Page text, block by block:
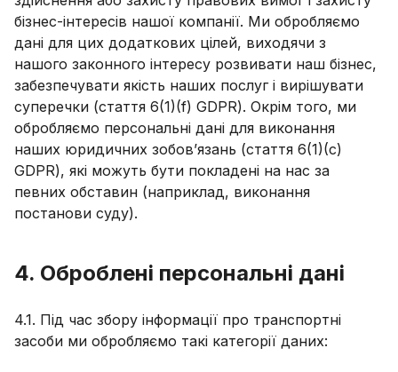
бізнес-інтересів нашої компанії. Ми обробляємо
дані для цих додаткових цілей, виходячи з
нашого законного інтересу розвивати наш бізнес,
забезпечувати якість наших послуг і вирішувати
суперечки (стаття 6(1)(f) GDPR). Окрім того, ми
обробляємо персональні дані для виконання
наших юридичних зобов’язань (стаття 6(1)(c)
GDPR), які можуть бути покладені на нас за
певних обставин (наприклад, виконання
постанови суду).
4. Оброблені персональні дані
4.1. Під час збору інформації про транспортні
засоби ми обробляємо такі категорії даних: